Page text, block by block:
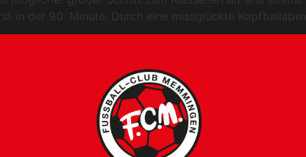
in der 90. Minute. Durch eine missglückte